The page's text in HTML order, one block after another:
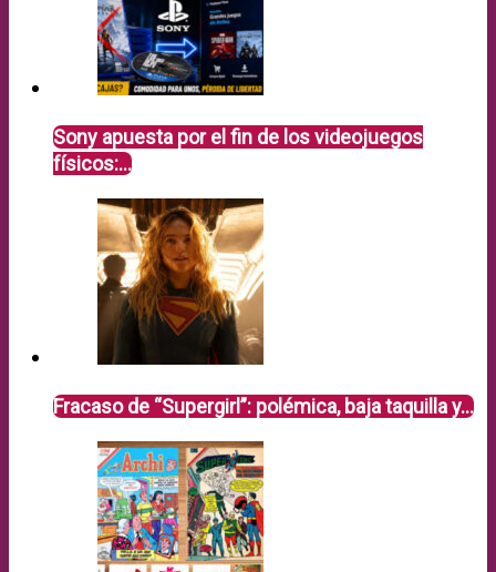
Sony apuesta por el fin de los videojuegos
físicos:…
Fracaso de “Supergirl”: polémica, baja taquilla y…